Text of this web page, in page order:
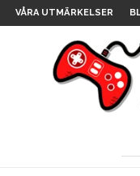
VÅRA UTMÄRKELSER